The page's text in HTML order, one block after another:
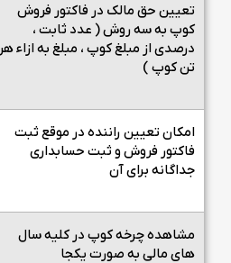
تعیین حق مالک در فاکتور فروش
کوپ به سه روش ( عدد ثابت ،
درصدی از مبلغ کوپ ، مبلغ به ازاء هر
تن کوپ )
امکان تعیین راننده در موقع ثبت
فاکتور فروش و ثبت حسابداری
جداگانه برای آن
مشاهده چرخه کوپ در کلیه سال
های مالی به صورت یکجا